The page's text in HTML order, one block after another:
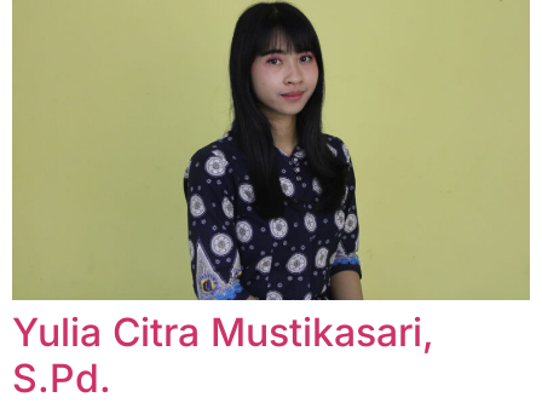
Yulia Citra Mustikasari,
S.Pd.